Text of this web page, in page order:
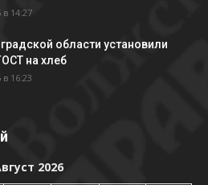
в 14:27
области установили
на хлеб
в 16:23
2026